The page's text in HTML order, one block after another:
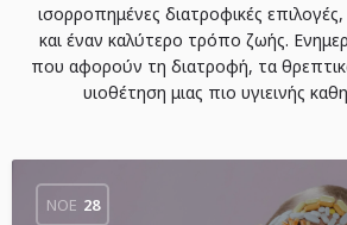
ισορροπημένες διατροφικές επιλογές,
και έναν καλύτερο τρόπο ζωής.
που αφορούν τη διατροφή, τα
υιοθέτηση μιας πιο υγιεινής
ΝΟΈ 28